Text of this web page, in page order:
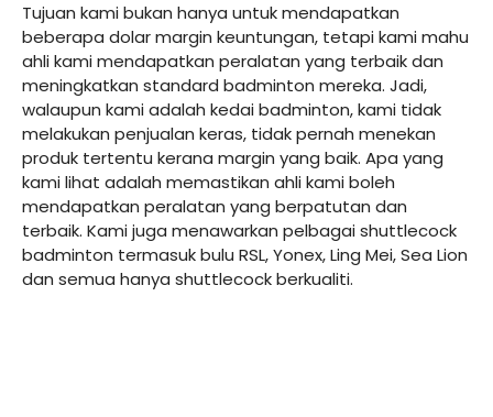
Tujuan kami bukan hanya untuk mendapatkan
beberapa dolar margin keuntungan, tetapi kami mahu
ahli kami mendapatkan peralatan yang terbaik dan
meningkatkan standard badminton mereka. Jadi,
walaupun kami adalah kedai badminton, kami tidak
melakukan penjualan keras, tidak pernah menekan
produk tertentu kerana margin yang baik. Apa yang
kami lihat adalah memastikan ahli kami boleh
mendapatkan peralatan yang berpatutan dan
terbaik. Kami juga menawarkan pelbagai shuttlecock
badminton termasuk bulu RSL, Yonex, Ling Mei, Sea Lion
dan semua hanya shuttlecock berkualiti.